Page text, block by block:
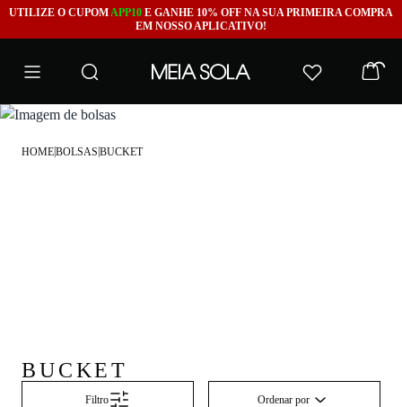
UTILIZE O CUPOM APP10 E GANHE 10% OFF NA SUA PRIMEIRA COMPRA
EM NOSSO APLICATIVO!
HOMEBOLSAS BUCKET
BUCKET
Filtro Ordenar por